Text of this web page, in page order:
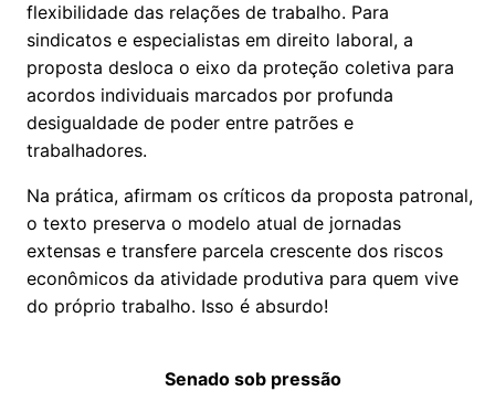
flexibilidade das relações de trabalho. Para
sindicatos e especialistas em direito laboral, a
proposta desloca o eixo da proteção coletiva para
acordos individuais marcados por profunda
desigualdade de poder entre patrões e
trabalhadores.
Na prática, afirmam os críticos da proposta patronal,
o texto preserva o modelo atual de jornadas
extensas e transfere parcela crescente dos riscos
econômicos da atividade produtiva para quem vive
do próprio trabalho. Isso é absurdo!
Senado sob pressão